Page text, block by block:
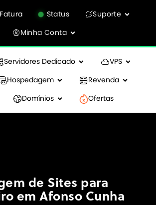
Status
Suporte
Minha Conta
Servidores Dedicado
VPS
Hospedagem
Revenda
Domínios
Ofertas
de Sites para
em Afonso Cunha